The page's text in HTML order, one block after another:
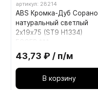
артикул: 28214
ABS Кромка-Дуб Сорано
натуральный светлый
2х19х75 (ST9 Н1334)
43,73 ₽ / п/м
В корзину